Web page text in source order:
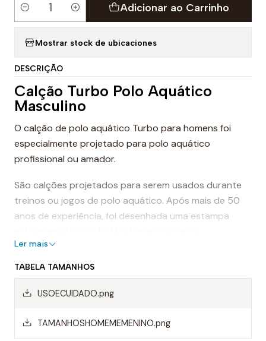
Quantidade
Adicionar ao Carrinho
Mostrar stock de ubicaciones
DESCRIÇÃO
Calção Turbo Polo Aquático
Masculino
O calção de polo aquático Turbo para homens foi
especialmente projetado para polo aquático
profissional ou amador.
São calções projetados para serem usados durante
treinos ou jogos de polo aquático. Após mais de 50
anos de experiência, foi desenhada uma estampa
perfeitamente ao corpo, proporcionando conforto e
sensação de leveza.
Dessa forma, os calções de polo aquático facilitam a
permitindo um movimento mais rápido ao nadar.
Ler mais
TABELA TAMANHOS
USOECUIDADO.png
TAMANHOSHOMEMEMENINO.png